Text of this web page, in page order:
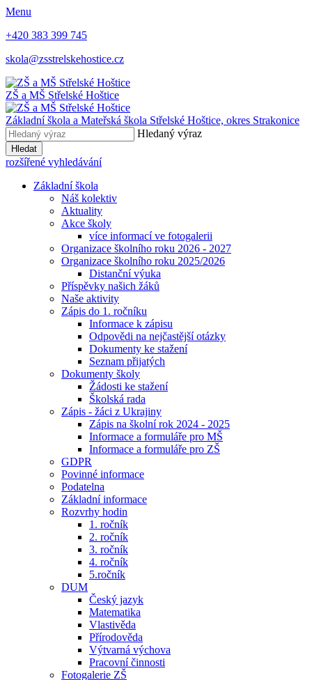
Menu
+420 383 399 745
skola@zsstrelskehostice.cz
ZŠ a MŠ Střelské Hoštice
Základní škola a Mateřská škola Střelské Hoštice, okres Strakonice
Hledaný výraz
Hledat
rozšířené vyhledávání
Základní škola
Náš kolektiv
Aktuality
Akce školy
více informací ve fotogalerii
Organizace školního roku 2026 - 2027
Organizace školního roku 2025/2026
Distanční výuka
Příspěvky našich žáků
Naše aktivity
Zápis do 1. ročníku
Informace k zápisu
Odpovědi na nejčastější otázky
Dokumenty ke stažení
Seznam přijatých
Dokumenty školy
Žádosti ke stažení
Školská rada
Zápis - žáci z Ukrajiny
Zápis na školní rok 2024 - 2025
Informace a formuláře pro MŠ
Informace a formuláře pro ZŠ
GDPR
Povinné informace
Podatelna
Základní informace
Rozvrhy hodin
1. ročník
2. ročník
3. ročník
4. ročník
5.ročník
DUM
Český jazyk
Matematika
Vlastivěda
Přírodověda
Výtvarná výchova
Pracovní činnosti
Fotogalerie ZŠ